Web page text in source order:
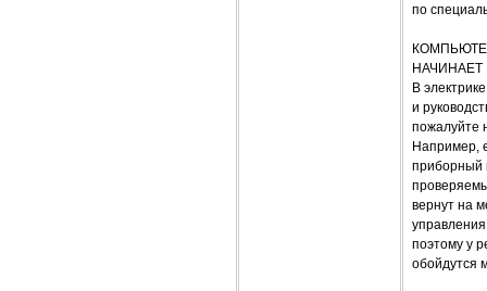
по
В
и
пожалуйте
Например,
приборный
вернут на
поэтому у
обойдутся